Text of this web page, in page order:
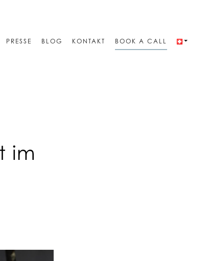
PRESSE BLOG KONTAKT BOOK A CALL
im